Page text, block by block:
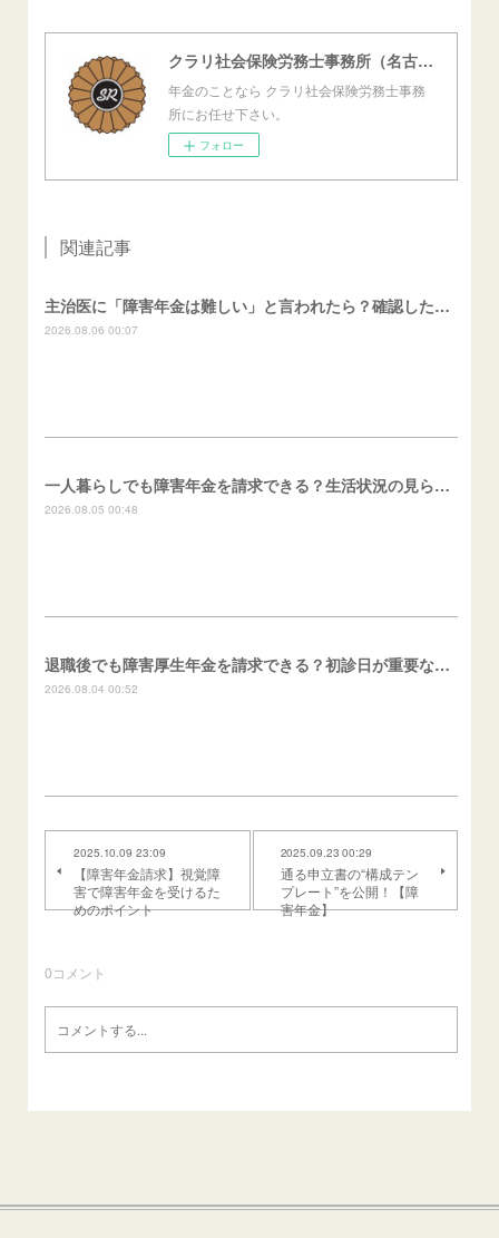
クラリ社会保険労務士事務所（名古屋西障害年金センター）
年金のことなら クラリ社会保険労務士事務
所にお任せ下さい。
フォロー
関連記事
主治医に「障害年金は難しい」と言われたら？確認したいこと
2026.08.06 00:07
一人暮らしでも障害年金を請求できる？生活状況の見られ方
2026.08.05 00:48
退職後でも障害厚生年金を請求できる？初診日が重要な理由
2026.08.04 00:52
2025.10.09 23:09
【障害年金請求】視覚障
害で障害年金を受けるた
めのポイント
2025.09.23 00:29
通る申立書の“構成テン
プレート”を公開！【障
害年金】
0コメント